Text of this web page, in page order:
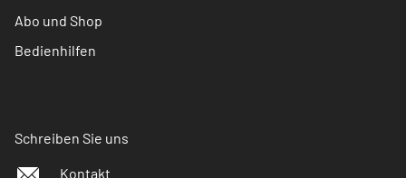
Abo und Shop
Bedienhilfen
Schreiben Sie uns
Kontakt